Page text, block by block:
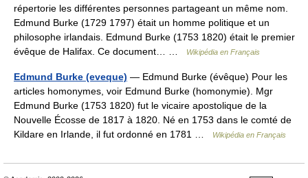
répertorie les différentes personnes partageant un même nom.
Edmund Burke (1729 1797) était un homme politique et un
philosophe irlandais. Edmund Burke (1753 1820) était le premier
évêque de Halifax. Ce document… …
Wikipédia en Français
Edmund Burke (eveque) — Edmund Burke (évêque) Pour les
articles homonymes, voir Edmund Burke (homonymie). Mgr
Edmund Burke (1753 1820) fut le vicaire apostolique de la
Nouvelle Écosse de 1817 à 1820. Né en 1753 dans le comté de
Kildare en Irlande, il fut ordonné en 1781 …
Wikipédia en Français